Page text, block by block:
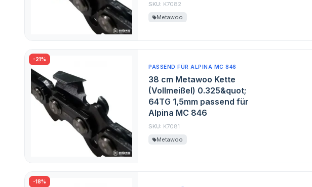
SKU: K7082
Metawoo
-21%
PASSEND FÜR ALPINA MC 846
38 cm Metawoo Kette
(Vollmeißel) 0.325&quot;
64TG 1,5mm passend für
Alpina MC 846
SKU: K7081
Metawoo
-18%